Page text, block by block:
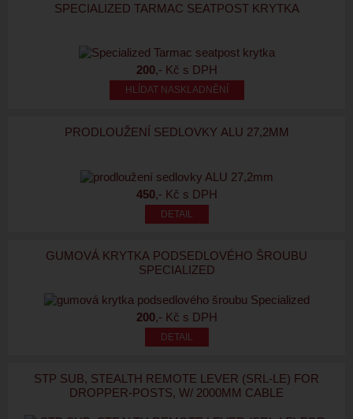
SPECIALIZED TARMAC SEATPOST KRYTKA
200,- Kč s DPH
HLÍDAT NASKLADNĚNÍ
PRODLOUŽENÍ SEDLOVKY ALU 27,2MM
450,- Kč s DPH
GUMOVÁ KRYTKA PODSEDLOVÉHO ŠROUBU
SPECIALIZED
200,- Kč s DPH
STP SUB, STEALTH REMOTE LEVER (SRL-LE) FOR
DROPPER-POSTS, W/ 2000MM CABLE